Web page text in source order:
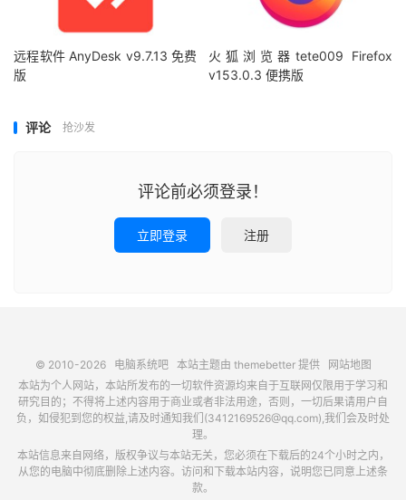
远程软件 AnyDesk v9.7.13 免费
版
火狐浏览器tete009 Firefox
v153.0.3 便携版
评论 抢沙发
评论前必须登录！
立即登录 注册
© 2010-2026 电脑系统吧本站主题由 themebetter提供
网站地图
本站为个人网站，本站所发布的一切软件资源均来自于互联网仅限用于学习和
研究目的；不得将上述内容用于商业或者非法用途，否则，一切后果请用户自
负，如侵犯到您的权益,请及时通知我们(3412169526@qq.com),我们会及时处
理。
本站信息来自网络，版权争议与本站无关，您必须在下载后的24个小时之内，
从您的电脑中彻底删除上述内容。访问和下载本站内容，说明您已同意上述条
款。